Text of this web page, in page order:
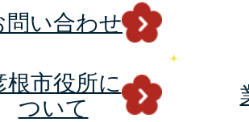
問い合わせ
根市役所に
ついて